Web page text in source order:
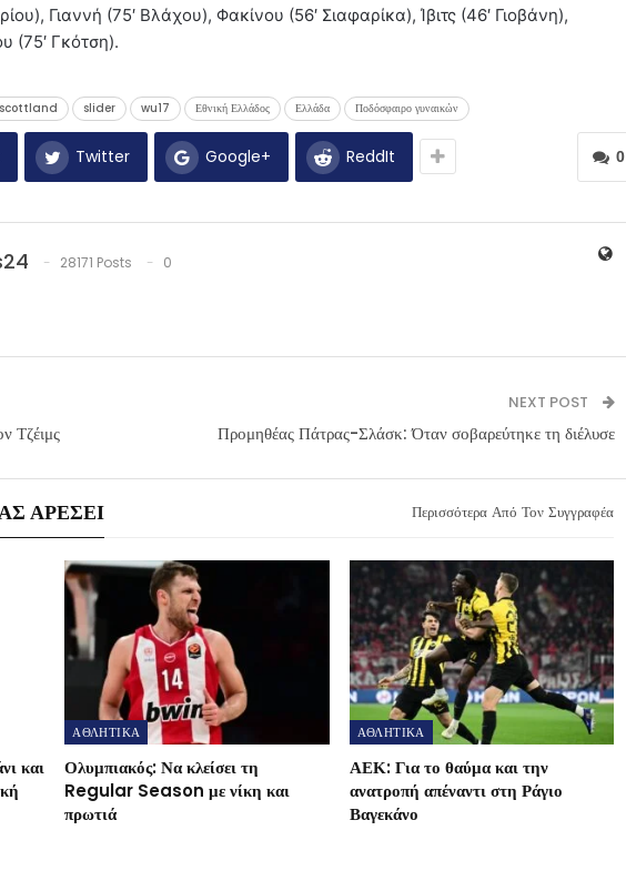
Γιαννή (75′ Βλάχου), Φακίνου (56′ Σιαφαρίκα), Ίβιτς (46′ Γιοβάνη),
(75′ Γκότση).
scottland slider wu17 Εθνική Ελλάδος Ελλάδα Ποδόσφαιρο γυναικών
0
Twitter Google+ ReddIt
28171 Posts
0
Τζέιμς
NEXT POST
Προμηθέας Πάτρας-Σλάσκ: Όταν σοβαρεύτηκε τη διέλυσε
ΑΡΈΣΕΙ Περισσότερα Από Τον Συγγραφέα
και
ΑΘΛΗΤΙΚΑ
Ολυμπιακός: Να κλείσει τη
Regular Season με νίκη και
πρωτιά
ΑΘΛΗΤΙΚΑ
ΑΕΚ: Για το θαύμα και την
ανατροπή απέναντι στη Ράγιο
Βαγεκάνο